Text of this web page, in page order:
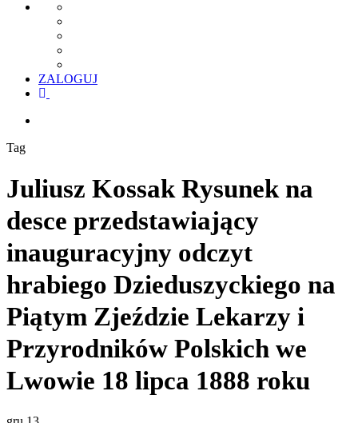
ZALOGUJ
facebook
Tag
Juliusz Kossak Rysunek na
desce przedstawiający
inauguracyjny odczyt
hrabiego Dzieduszyckiego na
Piątym Zjeździe Lekarzy i
Przyrodników Polskich we
Lwowie 18 lipca 1888 roku